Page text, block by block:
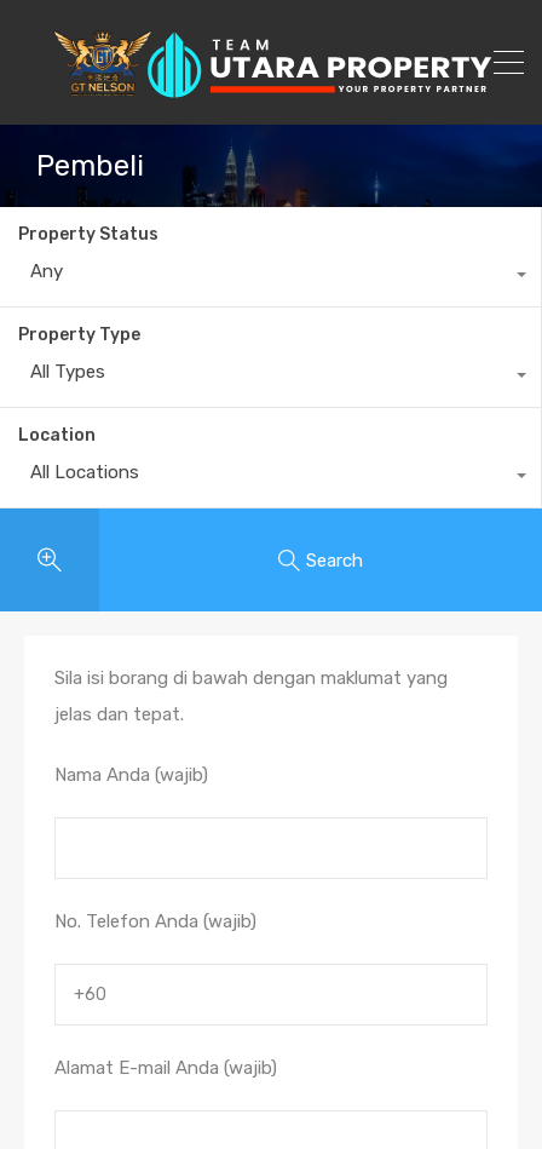
Pembeli
Property Status
Any
Property Type
All Types
Location
All Locations
Search
Sila isi borang di bawah dengan maklumat yang
jelas dan tepat.
Nama Anda (wajib)
No. Telefon Anda (wajib)
Alamat E-mail Anda (wajib)